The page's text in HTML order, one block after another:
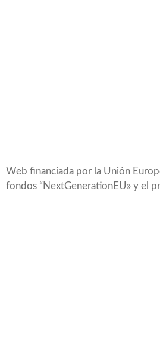
Web financiada por la Unión
fondos “NextGenerationEU» y el